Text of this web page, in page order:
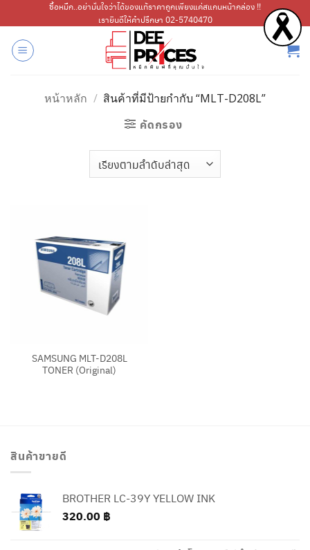
ไป
เนื้อหา
ซื้อหมึก..อย่ามั่นใจว่าได้ของแท้ราคาถูกเพียงแค่สแกนหน้ากล่อง !!
เรายินดีให้คำปรึกษา 02-5740470
หน้าหลัก / สินค้าที่มีป้ายกำกับ “MLT-D208L”
คัดกรอง
SAMSUNG MLT-D208L
TONER (Original)
สินค้าขายดี
BROTHER LC-39Y YELLOW INK
320.00 ฿